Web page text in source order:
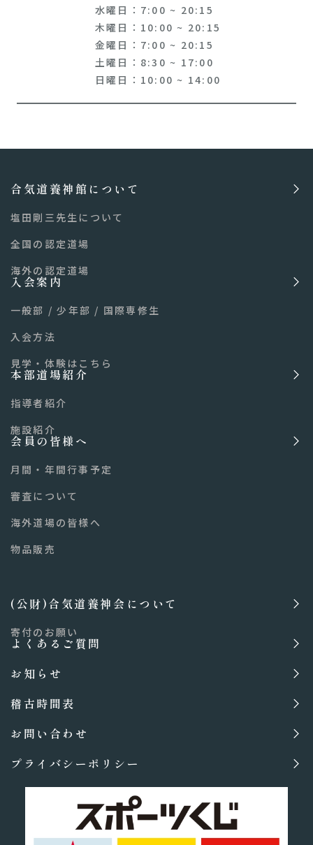
水曜日：7:00 ~ 20:15
木曜日：10:00 ~ 20:15
金曜日：7:00 ~ 20:15
土曜日：8:30 ~ 17:00
日曜日：10:00 ~ 14:00
合気道養神館について
塩田剛三先生について
全国の認定道場
海外の認定道場
入会案内
一般部 /少年部 / 国際専修生
入会方法
見学・体験はこちら
本部道場紹介
指導者紹介
施設紹介
会員の皆様へ
月間・年間行事予定
審査について
海外道場の皆様へ
物品販売
(公財)合気道養神会について
寄付のお願い
よくあるご質問
お知らせ
稽古時間表
お問い合わせ
プライバシーポリシー